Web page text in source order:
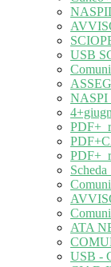
USB
NASPI
ATA
USB -